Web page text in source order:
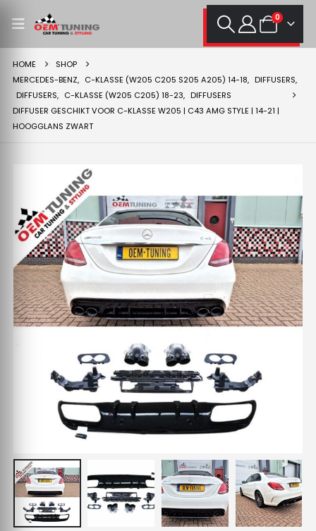
0
HOME
SHOP
MERCEDES-BENZ, C-KLASSE (W205 C205 S205 A205) 14-18, DIFFUSERS,
DIFFUSERS, C-KLASSE (W205 C205) 18-23, DIFFUSERS
DIFFUSER GESCHIKT VOOR C-KLASSE W205 | C43 AMG STYLE | 14-21 |
HOOGGLANS ZWART